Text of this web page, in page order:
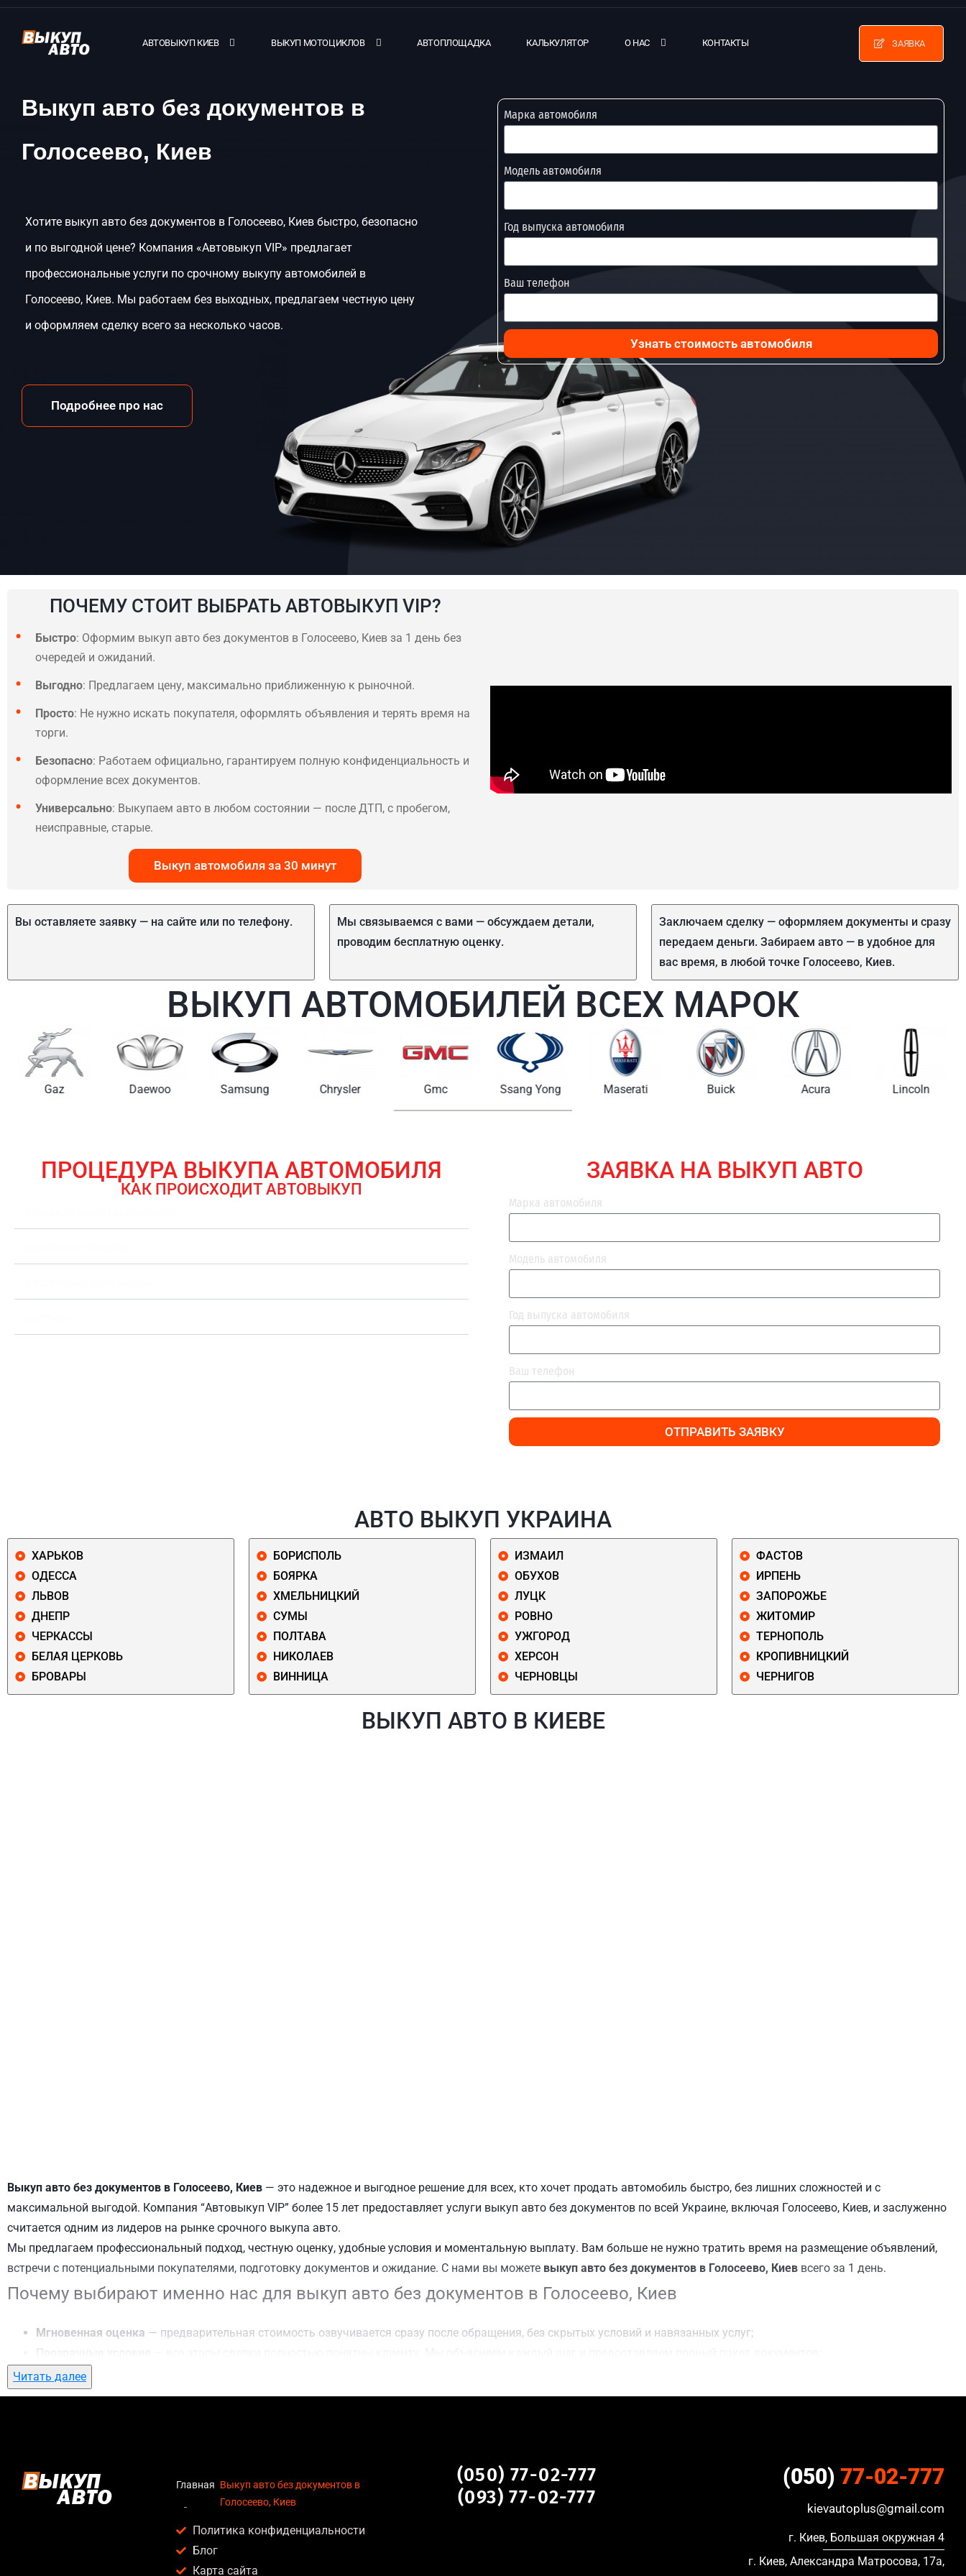
АВТОВЫКУП КИЕВ ВЫКУП МОТОЦИКЛОВ АВТОПЛОЩАДКА КАЛЬКУЛЯТОР О НАС КОНТАКТЫ ЗАЯВКА
Выкуп авто без документов в
Голосеево, Киев
Хотите выкуп авто без документов в Голосеево, Киев быстро, безопасно
и по выгодной цене? Компания «Автовыкуп VIP» предлагает
профессиональные услуги по срочному выкупу автомобилей в
Голосеево, Киев. Мы работаем без выходных, предлагаем честную цену
и оформляем сделку всего за несколько часов.
Подробнее про нас
Марка автомобиля
Модель автомобиля
Год выпуска автомобиля
Ваш телефон
Узнать стоимость автомобиля
ПОЧЕМУ СТОИТ ВЫБРАТЬ АВТОВЫКУП VIP?
Быстро: Оформим выкуп авто без документов в Голосеево, Киев за 1 день без
очередей и ожиданий.
Выгодно: Предлагаем цену, максимально приближенную к рыночной.
Просто: Не нужно искать покупателя, оформлять объявления и терять время на
торги.
Безопасно: Работаем официально, гарантируем полную конфиденциальность и
оформление всех документов.
Универсально: Выкупаем авто в любом состоянии — после ДТП, с пробегом,
неисправные, старые.
Выкуп автомобиля за 30 минут
Вы оставляете заявку — на сайте или по телефону.
Мы связываемся с вами — обсуждаем детали,
проводим бесплатную оценку.
Заключаем сделку — оформляем документы и сразу
передаем деньги. Забираем авто — в удобное для
вас время, в любой точке Голосеево, Киев.
ВЫКУП АВТОМОБИЛЕЙ ВСЕХ МАРОК
Gaz Daewoo Samsung Chrysler Gmc Ssang Yong Maserati Buick Acura Lincoln
ПРОЦЕДУРА ВЫКУПА АВТОМОБИЛЯ
КАК ПРОИСХОДИТ АВТОВЫКУП
ЗАЯВКА НА ВЫКУП АВТО
Марка автомобиля
Модель автомобиля
Год выпуска автомобиля
Ваш телефон
ОТПРАВИТЬ ЗАЯВКУ
АВТО ВЫКУП УКРАИНА
ХАРЬКОВ
ОДЕССА
ЛЬВОВ
ДНЕПР
ЧЕРКАССЫ
БЕЛАЯ ЦЕРКОВЬ
БРОВАРЫ
БОРИСПОЛЬ
БОЯРКА
ХМЕЛЬНИЦКИЙ
СУМЫ
ПОЛТАВА
НИКОЛАЕВ
ВИННИЦА
ИЗМАИЛ
ОБУХОВ
ЛУЦК
РОВНО
УЖГОРОД
ХЕРСОН
ЧЕРНОВЦЫ
ФАСТОВ
ИРПЕНЬ
ЗАПОРОЖЬЕ
ЖИТОМИР
ТЕРНОПОЛЬ
КРОПИВНИЦКИЙ
ЧЕРНИГОВ
ВЫКУП АВТО В КИЕВЕ
Выкуп авто без документов в Голосеево, Киев — это надежное и выгодное решение для всех, кто хочет продать автомобиль быстро, без лишних сложностей и с
максимальной выгодой. Компания “Автовыкуп VIP” более 15 лет предоставляет услуги выкуп авто без документов по всей Украине, включая Голосеево, Киев, и заслуженно
считается одним из лидеров на рынке срочного выкупа авто.
Мы предлагаем профессиональный подход, честную оценку, удобные условия и моментальную выплату. Вам больше не нужно тратить время на размещение объявлений,
встречи с потенциальными покупателями, подготовку документов и ожидание. С нами вы можете выкуп авто без документов в Голосеево, Киев всего за 1 день.
Почему выбирают именно нас для выкуп авто без документов в Голосеево, Киев
Мгновенная оценка — предварительная стоимость озвучивается сразу после обращения, без скрытых условий и навязанных услуг;
Гибкий подход
Честные цены— предлагаем до 95% от рыночной стоимости даже за авто после аварии или с пробегом;
Кому подойдет выкуп авто без документов в Голосеево, Киев
Услуга выкуп авто без документов в Голосеево, Киев актуальна для:
Владельцев автомобилей после аварии, когда восстановление экономически нецелесообразно;
Читать далее
Главная Выкуп авто без документов в
Голосеево, Киев
Политика конфиденциальности
Блог
Карта сайта
(050) 77-02-777
(093) 77-02-777
(050) 77-02-777
kievautoplus@gmail.com
г. Киев, Большая окружная 4
г. Киев, Александра Матросова, 17а,